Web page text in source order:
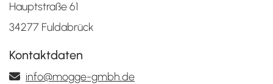
Hauptstraße 61
34277 Fuldabrück
Kontaktdaten
 info@mogge-gmbh.de